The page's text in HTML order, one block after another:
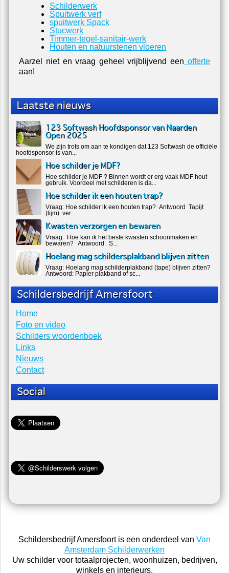
Schilderwerk
Spuitwerk verf
spuitwerk Spack
Stucwerk
Timmer-tegel-sanitair-werk
Houten en natuurstenen vloeren
Aarzel niet en vraag geheel vrijblijvend een offerte
aan!
Laatste nieuws
123 Softwash Hoofdsponsor van Naarden
Open 2025
We zijn trots om aan te kondigen dat 123 Softwash de officiële
hoofdsponsor is van...
Hoe schilder je MDF?
Hoe schilder je MDF ? Binnen wordt er erg vaak MDF hout
gebruik. Voordeel met schilderen is da...
Hoe schilder ik een houten trap?
Vraag: Hoe schilder ik een houten trap? Antwoord Tapijt
(lijm) ver...
Kwasten verzorgen en bewaren
Vraag: Hoe kan ik het beste kwasten schoonmaken en
bewaren? Antwoord S...
Hoelang mag schildersplakband blijven zitten
Vraag: Hoelang mag schilderplakband (tape) blijven zitten?
Antwoord: Papier plakband of sc...
Schildersbedrijf Amersfoort
Home
Foto en video
Schilders woordenboek
Links
Nieuws
Contact
Social
Schildersbedrijf Amersfoort is een onderdeel van Van
Amsterdam Schilderwerken
Uw schilder voor totaalprojecten, woonhuizen, bedrijven,
winkels en interieurs.